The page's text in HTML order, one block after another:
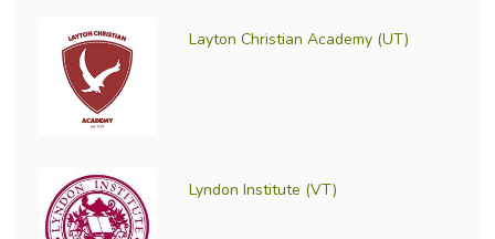
Layton Christian Academy (UT)
Lyndon Institute (VT)